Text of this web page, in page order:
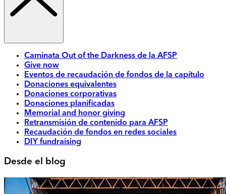
Caminata Out of the Darkness de la AFSP
Give now
Eventos de recaudación de fondos de la capítulo
Donaciones equivalentes
Donaciones corporativas
Donaciones planificadas
Memorial and honor giving
Retransmisión de contenido para AFSP
Recaudación de fondos en redes sociales
DIY fundraising
Desde el blog